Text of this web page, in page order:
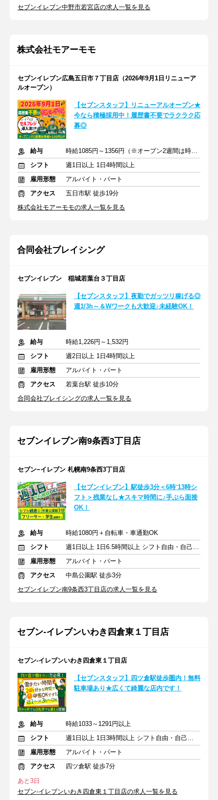
セブンイレブン中野市若宮店の求人一覧を見る
株式会社モアーモモ
セブンイレブン広島五日市７丁目店（2026年9月1日リニューア
ルオープン）
【セブンスタッフ】リニューアルオープン★
今なら積極採用中！履歴書不要でラクラク応
募◎
給与
時給1085円～1356円（※オープン2週間は時給＋100円）
シフト
週1日以上 1日4時間以上
雇用形態
アルバイト・パート
アクセス
五日市駅 徒歩19分
株式会社モアーモモの求人一覧を見る
合同会社ブレイシング
セブンイレブン 稲城若葉台３丁目店
【セブンスタッフ】夜勤でガッツリ稼げる◎
週1/3h～＆Wワークも大歓迎♪未経験OK！
給与
時給1,226円～1,532円
シフト
週2日以上 1日4時間以上
雇用形態
アルバイト・パート
アクセス
若葉台駅 徒歩10分
合同会社ブレイシングの求人一覧を見る
セブンイレブン南9条西3丁目店
セブン−イレブン 札幌南9条西3丁目店
【セブンイレブン】駅徒歩3分＜6時⁻13時シ
フト＞残業なし★スキマ時間に♪手ぶら面接
OK！
給与
時給1080円＋自転車・車通勤OK
シフト
週1日以上 1日6.5時間以上 シフト自由・自己申告
雇用形態
アルバイト・パート
アクセス
中島公園駅 徒歩3分
セブンイレブン南9条西3丁目店の求人一覧を見る
セブン-イレブンいわき四倉東１丁目店
セブン-イレブンいわき四倉東１丁目店
【セブンスタッフ】四ツ倉駅徒歩圏内！無料
駐車場あり★広くて綺麗な店内です！
給与
時給1033～1291円以上
シフト
週1日以上 1日3時間以上 シフト自由・自己申告
雇用形態
アルバイト・パート
アクセス
四ツ倉駅 徒歩7分
あと3日
セブン-イレブンいわき四倉東１丁目店の求人一覧を見る